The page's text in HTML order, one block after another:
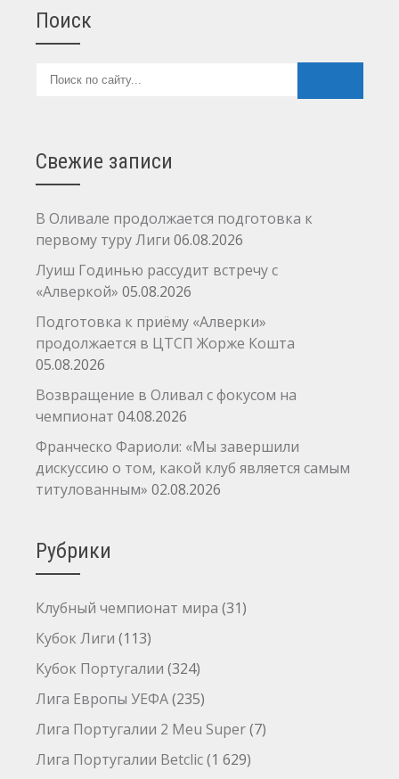
Поиск
Свежие записи
В Оливале продолжается подготовка к
первому туру Лиги 06.08.2026
Луиш Годинью рассудит встречу с
«Алверкой» 05.08.2026
Подготовка к приёму «Алверки»
продолжается в ЦТСП Жорже Кошта
05.08.2026
Возвращение в Оливал с фокусом на
чемпионат 04.08.2026
Франческо Фариоли: «Мы завершили
дискуссию о том, какой клуб является самым
титулованным» 02.08.2026
Рубрики
Клубный чемпионат мира (31)
Кубок Лиги (113)
Кубок Португалии (324)
Лига Европы УЕФА(235)
Лига Португалии 2 Meu Super(7)
Лига Португалии Betclic(1 629)